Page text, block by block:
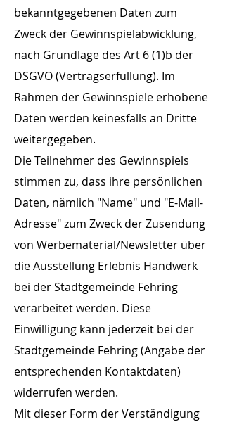
bekanntgegebenen Daten zum
Zweck der Gewinnspielabwicklung,
nach Grundlage des Art 6 (1)b der
DSGVO (Vertragserfüllung). Im
Rahmen der Gewinnspiele erhobene
Daten werden keinesfalls an Dritte
weitergegeben.
Die Teilnehmer des Gewinnspiels
stimmen zu, dass ihre persönlichen
Daten, nämlich "Name" und "E-Mail-
Adresse" zum Zweck der Zusendung
von Werbematerial/Newsletter über
die Ausstellung Erlebnis Handwerk
bei der Stadtgemeinde Fehring
verarbeitet werden. Diese
Einwilligung kann jederzeit bei der
Stadtgemeinde Fehring (Angabe der
entsprechenden Kontaktdaten)
widerrufen werden.
Mit dieser Form der Verständigung